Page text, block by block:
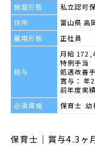
施設形態
私立認可
住所
富山県 高
雇用形態
正社員
給与
月給
特例手
処遇改善
賞与： 年
前年度実績
必須資格
保育士 幼
保育士｜賞与4.3